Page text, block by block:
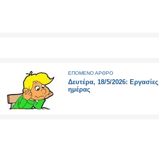
ΕΠΟΜΕΝΟ ΑΡΘΡΟ
Δευτέρα, 18/5/2026: Εργασίες
ημέρας